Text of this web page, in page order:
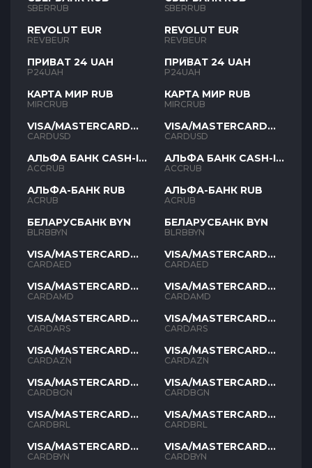
SBERRUB
REVOLUT EUR
REVBEUR
ПРИВАТ 24 UAH
P24UAH
КАРТА МИР RUB
MIRCRUB
VISA/MASTERCARD
USD
CARDUSD
АЛЬФА БАНК CASH-IN
RUB
ACCRUB
АЛЬФА-БАНК RUB
ACRUB
БЕЛАРУСБАНК BYN
BLRBBYN
VISA/MASTERCARD
AED
CARDAED
VISA/MASTERCARD
AMD
CARDAMD
VISA/MASTERCARD
ARS
CARDARS
VISA/MASTERCARD
AZN
CARDAZN
VISA/MASTERCARD
BGN
CARDBGN
VISA/MASTERCARD
BRL
CARDBRL
VISA/MASTERCARD
BYN
CARDBYN
SBERRUB
REVOLUT EUR
REVBEUR
ПРИВАТ 24 UAH
P24UAH
КАРТА МИР RUB
MIRCRUB
VISA/MASTERCARD
USD
CARDUSD
АЛЬФА БАНК CASH-IN
RUB
ACCRUB
АЛЬФА-БАНК RUB
ACRUB
БЕЛАРУСБАНК BYN
BLRBBYN
VISA/MASTERCARD
AED
CARDAED
VISA/MASTERCARD
AMD
CARDAMD
VISA/MASTERCARD
ARS
CARDARS
VISA/MASTERCARD
AZN
CARDAZN
VISA/MASTERCARD
BGN
CARDBGN
VISA/MASTERCARD
BRL
CARDBRL
VISA/MASTERCARD
BYN
CARDBYN